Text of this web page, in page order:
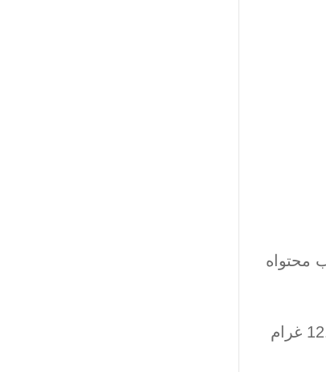
محتواه
وتحتوي قطعة فخذ دجاج واحدة (44 غرامًا) منزوعة الجلد أو العظام على 12.4 غرام